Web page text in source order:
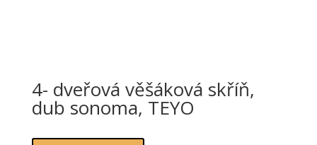
4- dveřová věšáková skříň,
dub sonoma, TEYO